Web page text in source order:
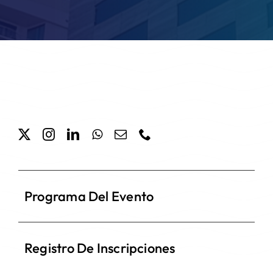
Programa Del Evento
Registro De Inscripciones